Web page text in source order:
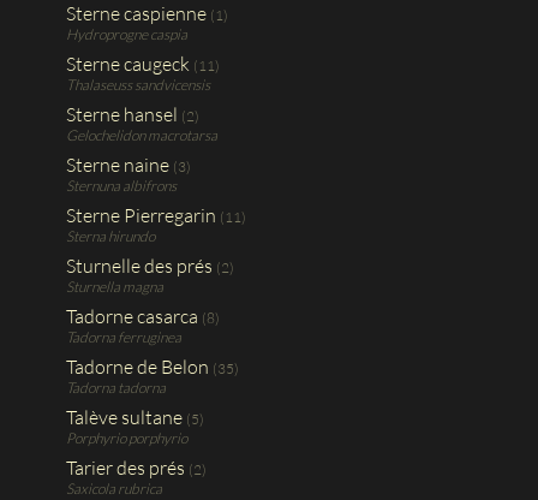
Sterne caspienne (1)
Hydroprogne caspia
Sterne caugeck (11)
Thalaseuss sandvicensis
Sterne hansel (2)
Gelochelidon macrotarsa
Sterne naine (3)
Sternuna albifrons
Sterne Pierregarin (11)
Sterna hirundo
Sturnelle des prés (2)
Sturnella magna
Tadorne casarca (8)
Tadorna ferruginea
Tadorne de Belon (35)
Tadorna tadorna
Talève sultane (5)
Porphyrio porphyrio
Tarier des prés (2)
Saxicola rubrica